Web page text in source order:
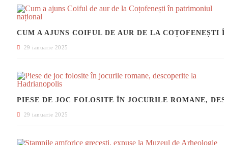
29 ianuarie 2025
29 ianuarie 2025